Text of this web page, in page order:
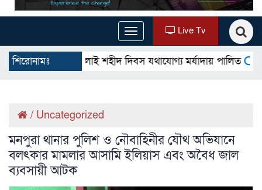
Toggle
navigation
Live Tv
শিরোনামঃ
গোমস্তাপুরে জুলাই শহীদ দিবস যথাযোগ্য মর্যাদায় পালিত উখিয়ায়
/ Uncategorized
মনপুরা থানার পুলিশ ও নৌবাহিনীর যৌথ অভিযানে
বলৎকার মামলার আসামি ইলিয়াস এবং অবৈধ জাল
ব্যবসায়ী আটক